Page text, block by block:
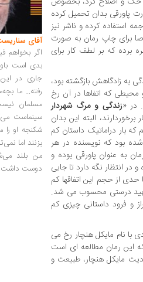
پاورقی بدان تحمیل کرده
استفاده کرده و ناشر نیز
برای چاپ رمان به صورت
برده که بر لطف کار برای
به زادگاهش بازگشته بود،
که اتفاها در آن رخ
در «زندگی و مرگ شهردار
البته این بدان
بار دراماتیک داستان کم
بود که نویسنده در هر
به عنوان پاورقی بوده و
انتظار نگه دارد تا جایی
از حجم این اتفاقها کم
درستی محسوب می شد.
و فرود داستانی چیزی کم
با نام مایکل هنچار رخ می
این رمان مطالعه ای است
مایکل هنچار، طبیعت و
آقای
اگر بخواهم
بدی است
جاری در
رفته... ما
مسلمان
سینماست
شکنجه او را
بزنند اما
من بلند
دوست داشت